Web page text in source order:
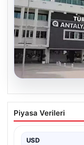
06.08.2026
Antalya’daki
iki yeni gözaltı
Piyasa Verileri
USD